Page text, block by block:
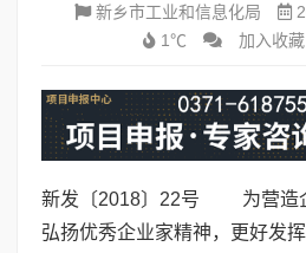
新乡市工业和信息化局
1℃
加入收藏
新发〔2018〕22号 为营造企
弘扬优秀企业家精神，更好发